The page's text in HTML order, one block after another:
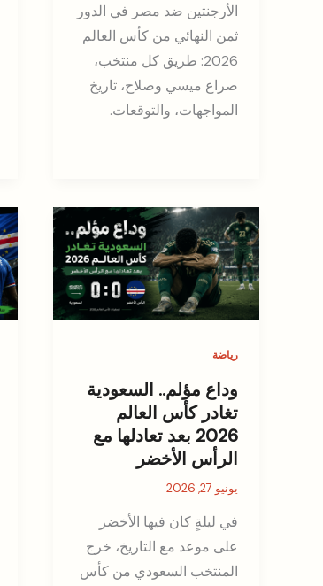
الأرجنتين ضد مصر في الدور
ثمن النهائي من كأس العالم
2026: طريق كل منتخب،
صراع ميسي وصلاح، تاريخ
المواجهات، والتوقعات.
رياضة
وداع مؤلم.. السعودية
تغادر كأس العالم
2026 بعد تعادلها مع
الرأس الأخضر
يونيو 27, 2026
في ليلةٍ كان فيها الأخضر
على موعد مع التاريخ، خرج
المنتخب السعودي من كأس